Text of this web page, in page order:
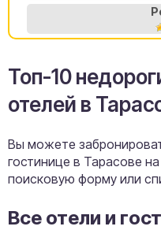
Топ-10
отелей в
Вы можете
гостинице в Тарасове
поисковую форму или
Все отели и